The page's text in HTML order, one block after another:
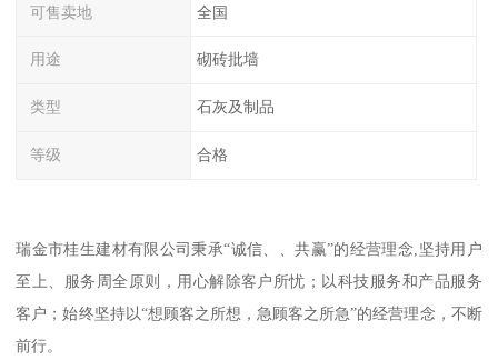
可售卖地 全国
用途 砌砖批墙
类型 石灰及制品
等级 合格
瑞金市桂生建材有限公司秉承“诚信、、共赢”的经营理念,坚持用户
至上、服务周全原则，用心解除客户所忧；以科技服务和产品服务
客户；始终坚持以“想顾客之所想，急顾客之所急”的经营理念，不断
前行。